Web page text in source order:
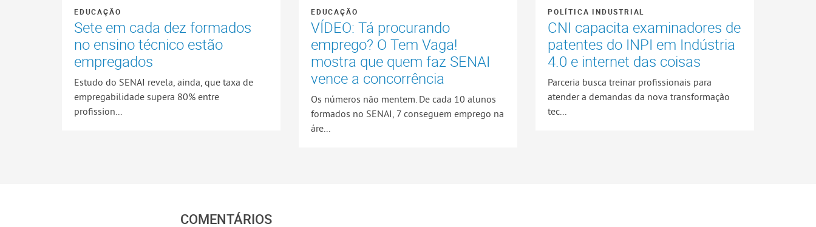
EDUCAÇÃO
Sete em cada dez formados
no ensino técnico estão
empregados
Estudo do SENAI revela, ainda, que taxa de
empregabilidade supera 80% entre
profission...
EDUCAÇÃO
VÍDEO: Tá procurando
emprego? O Tem Vaga!
mostra que quem faz SENAI
vence a concorrência
Os números não mentem. De cada 10 alunos
formados no SENAI, 7 conseguem emprego na
áre...
POLÍTICA INDUSTRIAL
CNI capacita examinadores de
patentes do INPI em Indústria
4.0 e internet das coisas
Parceria busca treinar profissionais para
atender a demandas da nova transformação
tec...
COMENTÁRIOS